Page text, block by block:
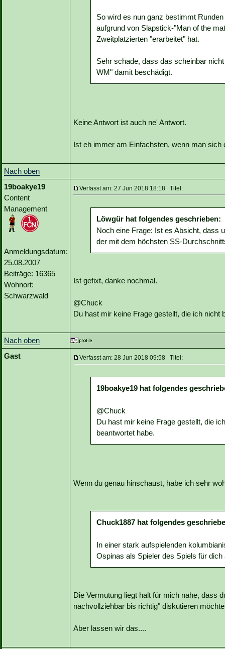
So wird es nun ganz bestimmt
aufgrund von Slapstick-"Man of the
Zweitplatzierten "erarbeitet" hat.
Sehr schade, dass das scheinbar
WM" damit beschädigt.
Keine Antwort ist auch ne' Antwort.
Ist eh immer am Einfachsten, wenn man sich
Nach oben
19boakye19
Content
Management
Anmeldungsdatum:
25.08.2007
Beiträge: 16365
Wohnort:
Schwarzwald
Verfasst am: 27 Jun 2018 18:18 Titel:
Löwgür hat folgendes geschrieben:
Noch eine Frage: Ist es Absicht, dass
der mit dem höchsten SS-
Ist gefixt, danke nochmal.
@Chuck
Du hast mir keine Frage gestellt, die ich nicht
Nach oben
Gast
Verfasst am: 28 Jun 2018 09:58 Titel:
19boakye19 hat folgendes
@Chuck
Du hast mir keine Frage gestellt, die
beantwortet habe.
Wenn du genau hinschaust, habe ich sehr
Chuck1887 hat folgendes
In einer stark aufspielenden
Ospinas als Spieler des Spiels für
Die Vermutung liegt halt für mich nahe, dass
nachvollziehbar bis richtig" diskutieren
Aber lassen wir das....